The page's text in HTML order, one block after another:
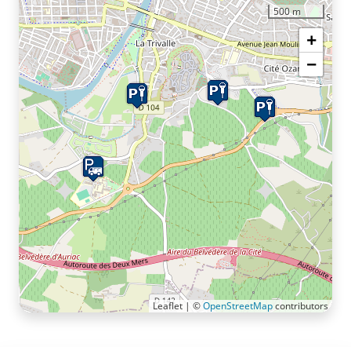
500 m
+
−
Leaflet | ©OpenStreetMapcontributors